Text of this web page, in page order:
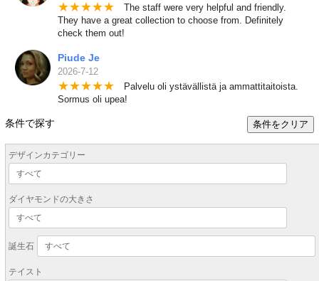
★★★★★ The staff were very helpful and friendly.
They have a great collection to choose from. Definitely
check them out!
Piude Je
2026-7-12
★★★★★ Palvelu oli ystävällistä ja ammattitaitoista.
Sormus oli upea!
条件で探す 条件をクリア
デザインカテゴリー
ダイヤモンドの大きさ
誕生石
テイスト